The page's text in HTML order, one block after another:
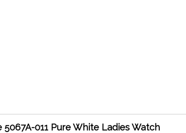
011 Pure White Ladies Watch